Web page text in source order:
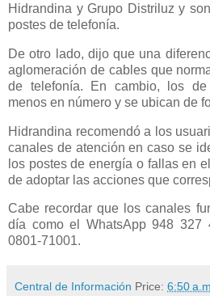
Hidrandina y Grupo Distriluz y
postes de telefonía.
De otro lado, dijo que una
aglomeración de cables que
de telefonía. En cambio, los
menos en número y se ubican de
Hidrandina recomendó a los
canales de atención en caso se
los postes de energía o fallas en
de adoptar las acciones que
Cabe recordar que los canales
día como el WhatsApp 948 327
0801-71001.
Central de Información Price: 6:50